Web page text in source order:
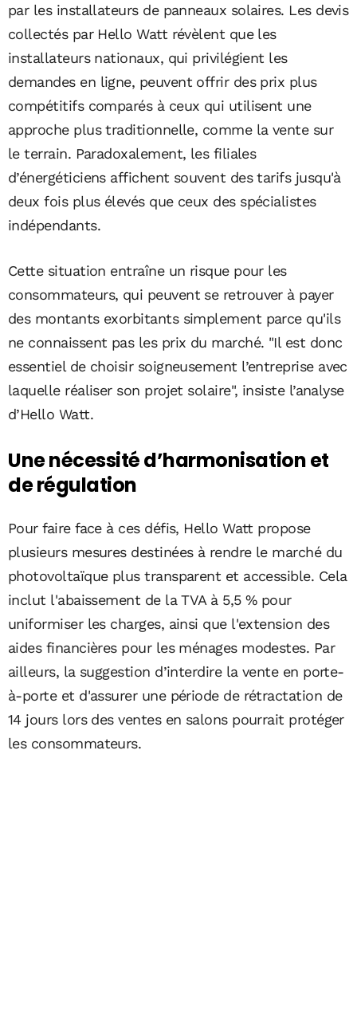
par les installateurs de panneaux solaires. Les devis
collectés par Hello Watt révèlent que les
installateurs nationaux, qui privilégient les
demandes en ligne, peuvent offrir des prix plus
compétitifs comparés à ceux qui utilisent une
approche plus traditionnelle, comme la vente sur
le terrain. Paradoxalement, les filiales
d’énergéticiens affichent souvent des tarifs jusqu'à
deux fois plus élevés que ceux des spécialistes
indépendants.
Cette situation entraîne un risque pour les
consommateurs, qui peuvent se retrouver à payer
des montants exorbitants simplement parce qu'ils
ne connaissent pas les prix du marché. "Il est donc
essentiel de choisir soigneusement l’entreprise avec
laquelle réaliser son projet solaire", insiste l’analyse
d’Hello Watt.
Une nécessité d’harmonisation et
de régulation
Pour faire face à ces défis, Hello Watt propose
plusieurs mesures destinées à rendre le marché du
photovoltaïque plus transparent et accessible. Cela
inclut l'abaissement de la TVA à 5,5 % pour
uniformiser les charges, ainsi que l'extension des
aides financières pour les ménages modestes. Par
ailleurs, la suggestion d’interdire la vente en porte-
à-porte et d'assurer une période de rétractation de
14 jours lors des ventes en salons pourrait protéger
les consommateurs.